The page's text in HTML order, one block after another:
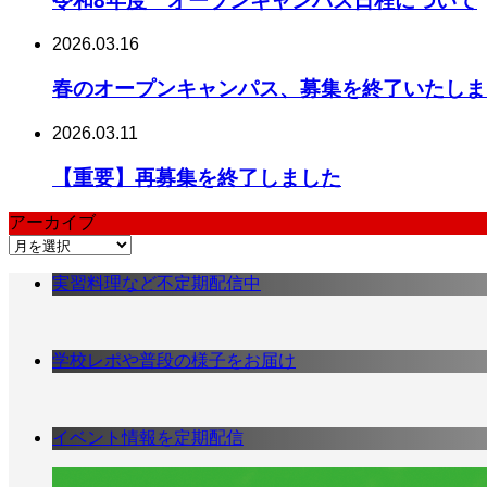
2026.03.16
春のオープンキャンパス、募集を終了いたし
2026.03.11
【重要】再募集を終了しました
アーカイブ
ア
実習料理など不定期配信中
学校レポや普段の様子をお届け
イベント情報を定期配信